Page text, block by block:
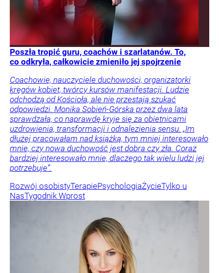
Poszła tropić guru, coachów i szarlatanów. To,
co odkryła, całkowicie zmieniło jej spojrzenie
Coachowie, nauczyciele duchowości, organizatorki
kręgów kobiet, twórcy kursów manifestacji. Ludzie
odchodzą od Kościoła, ale nie przestają szukać
odpowiedzi. Monika Sobień-Górska przez dwa lata
sprawdzała, co naprawdę kryje się za obietnicami
uzdrowienia, transformacji i odnalezienia sensu. „Im
dłużej pracowałam nad książką, tym mniej interesowało
mnie, czy nowa duchowość jest dobra czy zła. Coraz
bardziej interesowało mnie, dlaczego tak wielu ludzi jej
potrzebuje”.
Rozwój osobistyTerapiePsychologiaŻycieTylko u
NasTygodnik Wprost